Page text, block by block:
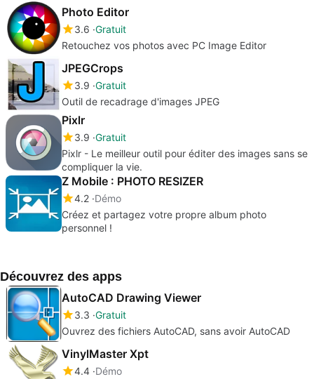
Photo Editor
3.6 Gratuit
Retouchez vos photos avec PC Image Editor
JPEGCrops
3.9 Gratuit
Outil de recadrage d'images JPEG
Pixlr
3.9 Gratuit
Pixlr - Le meilleur outil pour éditer des images sans se
compliquer la vie.
Z Mobile : PHOTO RESIZER
4.2 Démo
Créez et partagez votre propre album photo
personnel !
Découvrez des apps
AutoCAD Drawing Viewer
3.3 Gratuit
Ouvrez des fichiers AutoCAD, sans avoir AutoCAD
VinylMaster Xpt
4.4 Démo